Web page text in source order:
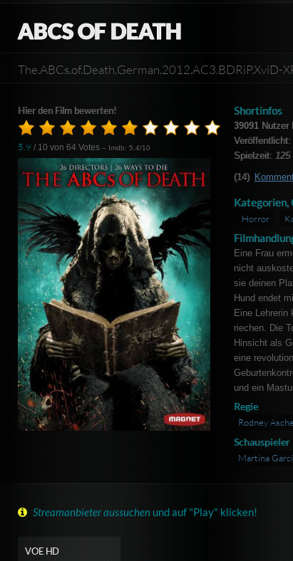
ABCS OF DEATH
The.ABCs.of.Death.German.2012.AC3.BDRiP.XviD-
Hier den Film bewerten!
5.9 / 10 von64 Votes – Imdb: 5.4/10
Shortinfos
39091Nutzer
Veröffentlicht:
Spielzeit: 125
(14)
Kategorien,
Horror
Eine Frau
nicht
sie deinen
Hund endet
Eine Lehrerin
riechen. Die
Hinsicht als
eine
und ein
Regie
Rodney
Schauspieler
Martina
Streamanbieter aussuchen und auf "Play" klicken!
VOE HD